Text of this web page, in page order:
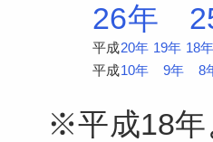
26年
平成20年 19年 18年
平成10年 9年 8
※平成18年